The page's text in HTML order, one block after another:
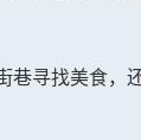
巷寻找美食，